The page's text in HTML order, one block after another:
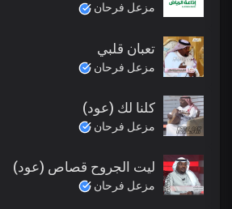
مزعل فرحان
تعبان قلبي
مزعل فرحان
كلنا لك (عود)
مزعل فرحان
ليت الجروح قصاص (عود)
مزعل فرحان